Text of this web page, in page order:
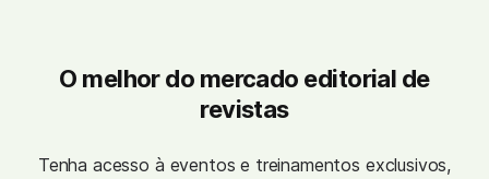
O melhor do mercado editorial de
revistas
Tenha acesso à eventos e treinamentos exclusivos,